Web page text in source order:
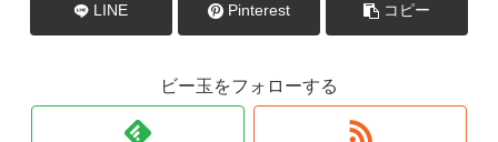
LINE Pinterest コピー
ビー玉をフォローする